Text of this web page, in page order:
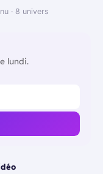
· 8 univers
lundi.